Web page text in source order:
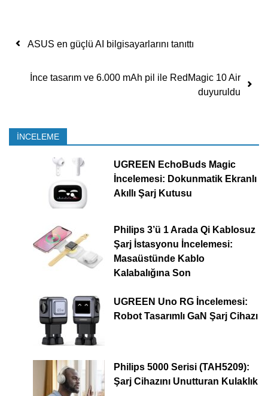
Yazı dolaşımı
ASUS en güçlü AI bilgisayarlarını tanıttı
İnce tasarım ve 6.000 mAh pil ile RedMagic 10 Air
duyuruldu
İNCELEME
UGREEN EchoBuds Magic
İncelemesi: Dokunmatik Ekranlı
Akıllı Şarj Kutusu
Philips 3’ü 1 Arada Qi Kablosuz
Şarj İstasyonu İncelemesi:
Masaüstünde Kablo
Kalabalığına Son
UGREEN Uno RG İncelemesi:
Robot Tasarımlı GaN Şarj Cihazı
Philips 5000 Serisi (TAH5209):
Şarj Cihazını Unutturan Kulaklık